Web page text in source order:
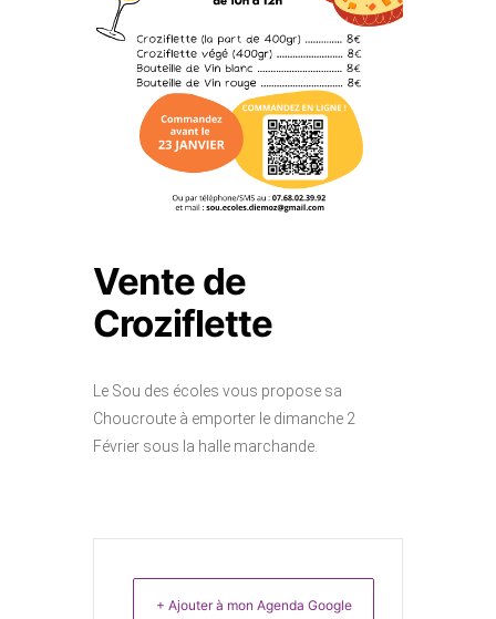
Vente de
Croziflette
Le Sou des écoles vous propose sa
Choucroute à emporter le dimanche 2
Février sous la halle marchande.
+ Ajouter à mon Agenda Google